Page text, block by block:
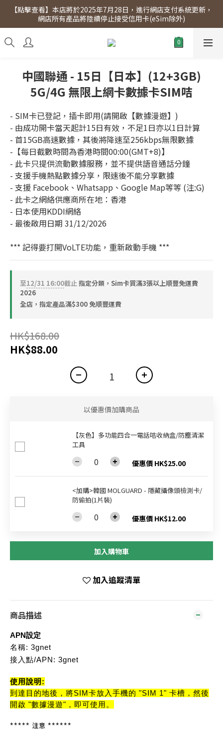
【點擊查看】會員專享 星期三全單95折!!!（優惠期至2026年12月
31日）。滿$300即免運費。
【點擊查看】本店將於2025年7月28日，進行網店支付系統更新，
網店所有產品將陸續停止接受信用卡(eSim除外)
【點擊查看】會員專享 星期三全單95折!!!（優惠期至2026年12月
31日）。滿$300即免運費。
中國聯通 - 15日【日本】(12+3GB)
5G/4G 無限上網卡數據卡SIM咭
- SIM卡已登記，插卡即用(請開啟【數據漫遊】)
- 由成功開卡當天起計15日有效，不足1日亦以1日計算
- 首15GB高速數據，其後將降速至256kbps無限數據
-【每日截數時間為香港時間00:00(GMT+8)】
- 此卡只提供流動數據服務，並不提供語音通話分鐘
- 支援手機熱點數據分享，限速後不能分享數據
- 支援 Facebook、Whatsapp、Google Map等等 (注:G)
- 此卡之網絡供應商所在地：香港
- 日本使用KDDI網絡
- 最後啟用日期 31/12/2026
*** 記得要打開VoLTE功能，重新啟動手機 ***
至12/31 16:00截止指定分類，Sim卡買滿3張以上順豐免運費
2026
全店，指定產品滿$300 免順豐運費
HK$168.00
HK$88.00
以優惠價加購商品
【灰色】多功能四合一電話咭收納盒/防塵清潔
工具
優惠價 HK$25.00
<加購>韓國 MOLGUARD - 隱藏攝像頭檢測卡/
防偷拍(1片裝)
優惠價 HK$12.00
加入購物車
加入追蹤清單
商品描述
APN設定
名稱: 3gnet
接入點/APN: 3gnet
使用說明:
到達目的地後，將SIM卡放入手機的 "SIM 1" 卡槽，然後
開啟 "數據漫遊"，即可使用。
***** 注意 ******